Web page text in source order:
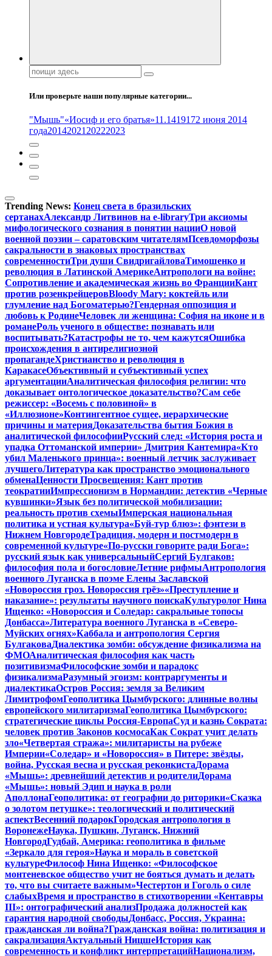
Поиск:
Или проверьте наши популярные категории...
"Мышь"«Иосиф и его братья»11.1419172 июня 2014
года20142021 20222023
Trending News: Конец света в бразильских
сертанахАлександр Литвинов на e-libraryТри аксиомы
мифологического сознания в понятии нацииО новой
военной поэзии – саратовским читателямПсевдоморфозы
сакральности в знаковых пространствах
современностиТри души СвидригайловаТимошенко и
революция в Латинской АмерикеАнтропологи на войне:
Сопротивление и академическая жизнь во ФранцииКант
против розенкрейцеровBloody Mary: коктейль или
глумление над Богоматерью?Гендерная оппозиция и
любовь к РодинеЧеловек ли женщина: София на иконе и в
романеРоль ученого в обществе: познавать или
воспитывать?Катастрофы не то, чем кажутсяОшибка
происхождения в антирелигиозной
пропагандеХристианство и революция в
КаракасеОбъективный и субъективный успех
аргументацииАналитическая философия религии: что
доказывает онтологическое доказательство?Сам себе
режиссер: «Восемь с половиной» в
«Иллюзионе»Контингентное сущее, иерархические
причины и материяДоказательства бытия Божия в
аналитической философииРусский след: «История роста и
упадка Оттоманской империи» Дмитрия Кантемира«Кто
убил Маленького принца»: военный летчик заслуживает
лучшегоЛитература как пространство эмоционального
обменаЦенности Просвещения: Кант против
теократииИмпрессионизм в Нормандии: детектив «Черные
кувшинки»Язык без политической мобилизации:
реальность против схемыИмперская национальная
политика и устная культура«Буй-тур блюз»: фэнтези в
Нижнем НовгородеТрадиция, модерн и постмодерн в
современной культуре«По-русски говорите ради Бога»:
русский язык как универсальныйСергий Булгаков:
философия пола и богословиеЛетние рифмыАнтропология
военного Луганска в поэме Елены Заславской
«Новороссия гроз. Новороссия грёз»«Преступление и
наказание»: результаты научного поискаКультуролог Нина
Ищенко: «Новороссия и Соледар: сакральные топосы
Донбасса»Литература военного Луганска в «Северо-
Муйских огнях»Каббала и антропология Сергия
БулгаковаДиалектика зомби: обсуждение физикализма на
ФМОАналитическая философия как часть
позитивизмаФилософские зомби и парадокс
физикализмаРазумный эгоизм: контраргументы и
диалектикаОстров Россия: земля за Великим
ЛимитрофомГеополитика Цымбурского: длинные волны
европейского милитаризмаГеополитика Цымбурского:
стратегические циклы Россия-ЕвропаСуд и казнь Сократа:
человек против Законов космосаКак Сократ учит делать
зло«Четвертая стража»: милитаристы на рубеже
Империи«Соледар» и «Новороссия» в Питере: звёзды,
война, Русская весна и русская реконкистаДорама
«Мышь»: древнейший детектив и родителиДорама
«Мышь»: новый Эдип и наука в роли
АполлонаГеополитика: от географии до риторики«Сказка
о золотом петушке»: теологический и политический
аспектВесенний подарокГородская антропология в
ВоронежеНаука, Пушкин, Луганск, Нижний
НовгородГудбай, Америка: геополитика в фильме
«Зеркало для героя»Наука и мораль в советской
культуреФилософ Нина Ищенко: «Философское
монтеневское общество учит не бояться думать и делать
то, что вы считаете важным»Честертон и Гоголь о силе
слабыхВремя и пространство в стихотворении «Кентавры
III»: онтографический анализПродажа должностей как
гарантия народной свободыДонбасс, Россия, Украина:
гражданская ли война?Гражданская война: политизация и
сакрализацияАктуальный НицшеИстория как
современность и конфликт интерпретацийНационализм,